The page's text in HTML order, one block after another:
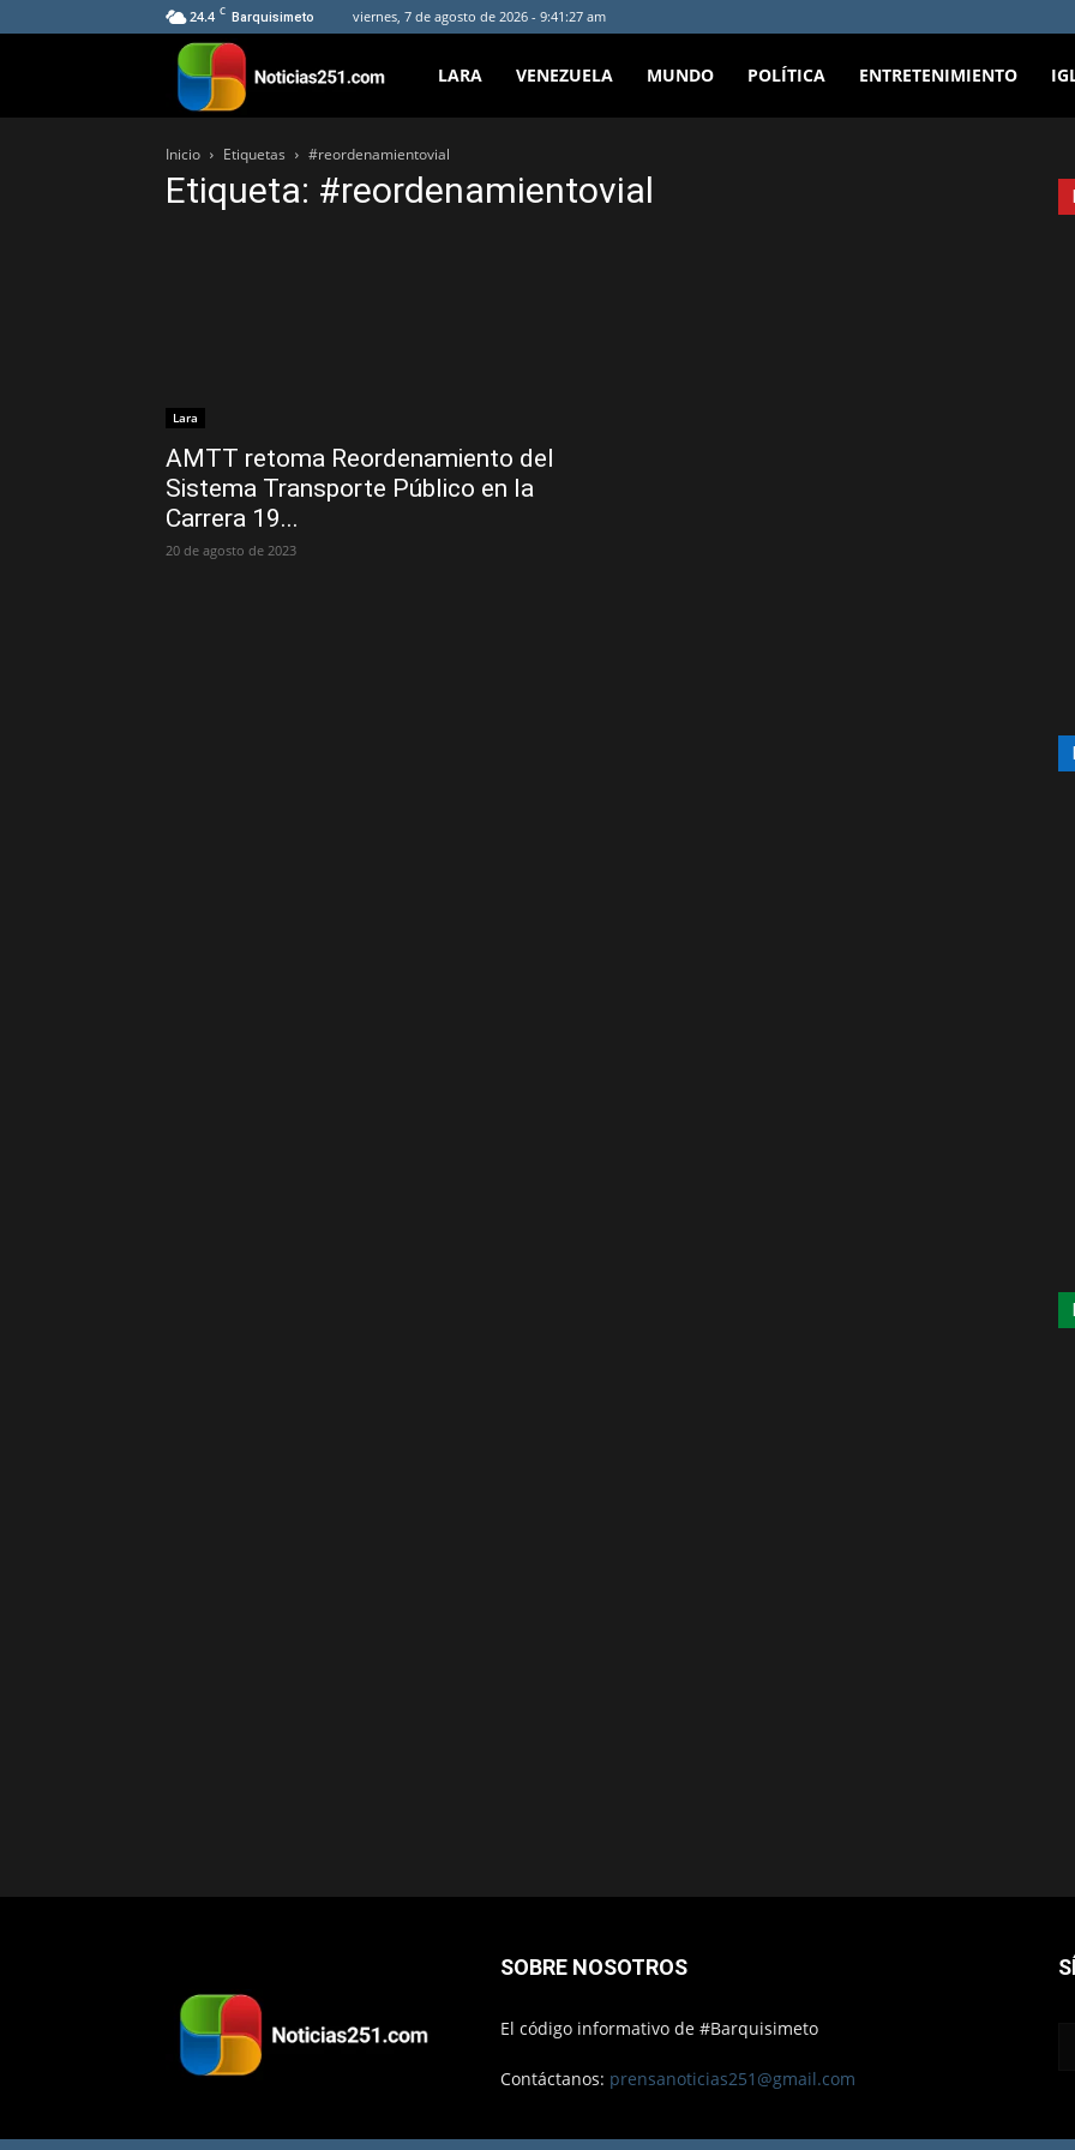
24.4 C Barquisimeto viernes, 7 de agosto de 2026 - 9:41:27 am
Noticias251
LARA VENEZUELA MUNDO POLÍTICA ENTRETENIMIENTO
Inicio Etiquetas #reordenamientovial
Etiqueta: #reordenamientovial
Lara
AMTT retoma Reordenamiento del
Sistema Transporte Público en la
Carrera 19...
20 de agosto de 2023
SOBRE NOSOTROS
El código informativo de #Barquisimeto
Contáctanos: prensanoticias251@gmail.com